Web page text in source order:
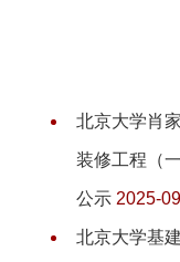
北京大学肖
装修工程（
公示 2025-
北京大学基